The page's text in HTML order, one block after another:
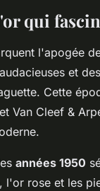
qui
l'apogée
et
Cette
Van Cleef &
années 1950
l'or rose et les